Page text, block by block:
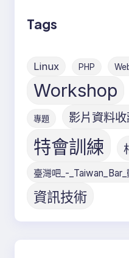
Tags
Linux PHP
Workshop
專題 影片資料
特會訓練
臺灣吧_-
資訊技術